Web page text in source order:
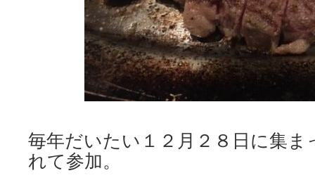
毎年だいたい１２月２８日に集
れて参加。